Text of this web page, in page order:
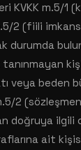
KVKK m.5/1
2 (fiili
durumda
veya beden
2
doğruya ilgili
ait